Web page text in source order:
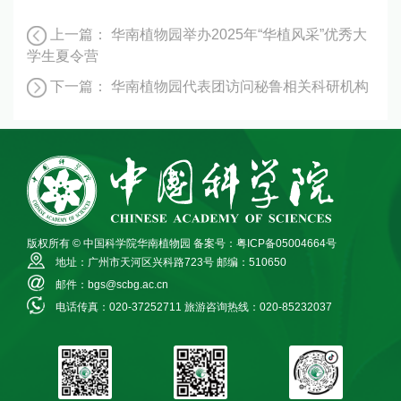
上一篇：
华南植物园举办2025年“华植风采”优秀大
学生夏令营
下一篇：
华南植物园代表团访问秘鲁相关科研机构
版权所有 © 中国科学院华南植物园 备案号：粤ICP备05004664号
地址：广州市天河区兴科路723号 邮编：510650
邮件：bgs@scbg.ac.cn
电话传真：020-37252711 旅游咨询热线：020-85232037